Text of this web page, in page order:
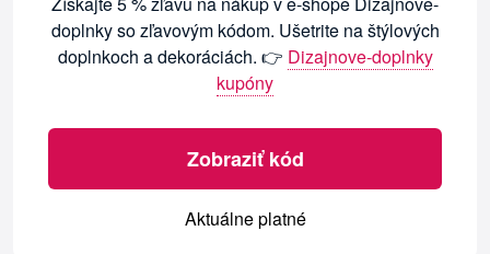
doplnky so zľavovým kódom. Ušetrite na štýlových
doplnkoch a dekoráciách. 👉 Dizajnove-doplnky
kupóny
Zobraziť kód
Aktuálne platné